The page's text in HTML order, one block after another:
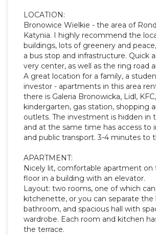
LOCATION:
Bronowice Wielkie - the area of
Katynia. I highly recommend the
buildings, lots of greenery and
a bus stop and infrastructure. Quick
very center, as well as the ring road
A great location for a family, a
investor - apartments in this area
there is Galeria Bronowicka, Lidl,
kindergarten, gas station, shopping
outlets. The investment is hidden in
and at the same time has access to
and public transport. 3-4 minutes to
APARTMENT:
Nicely lit, comfortable apartment on
floor in a building with an elevator.
Layout: two rooms, one of which
kitchenette, or you can separate the
bathroom, and spacious hall with
wardrobe. Each room and kitchen
the terrace.